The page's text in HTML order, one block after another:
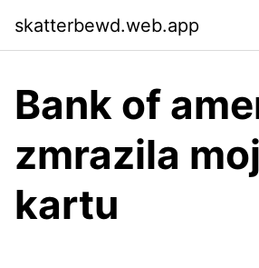
skatterbewd.web.app
Bank of
zmrazila
kartu